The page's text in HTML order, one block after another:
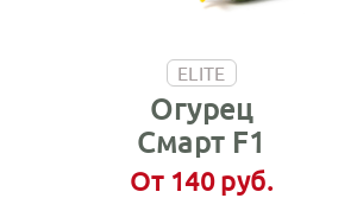
ELITE
Огурец
Смарт F1
От 140 руб.